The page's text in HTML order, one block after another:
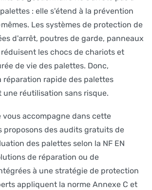
: elle s'étend à la prévention
Les systèmes de protection de
d'arrêt, poutres de garde, panneaux
les chocs de chariots et
de vie des palettes. Donc,
réparation rapide des palettes
réutilisation sans risque.
vous accompagne dans cette
proposons des audits gratuits de
des palettes selon la NF EN
de réparation ou de
à une stratégie de protection
appliquent la norme Annexe C et